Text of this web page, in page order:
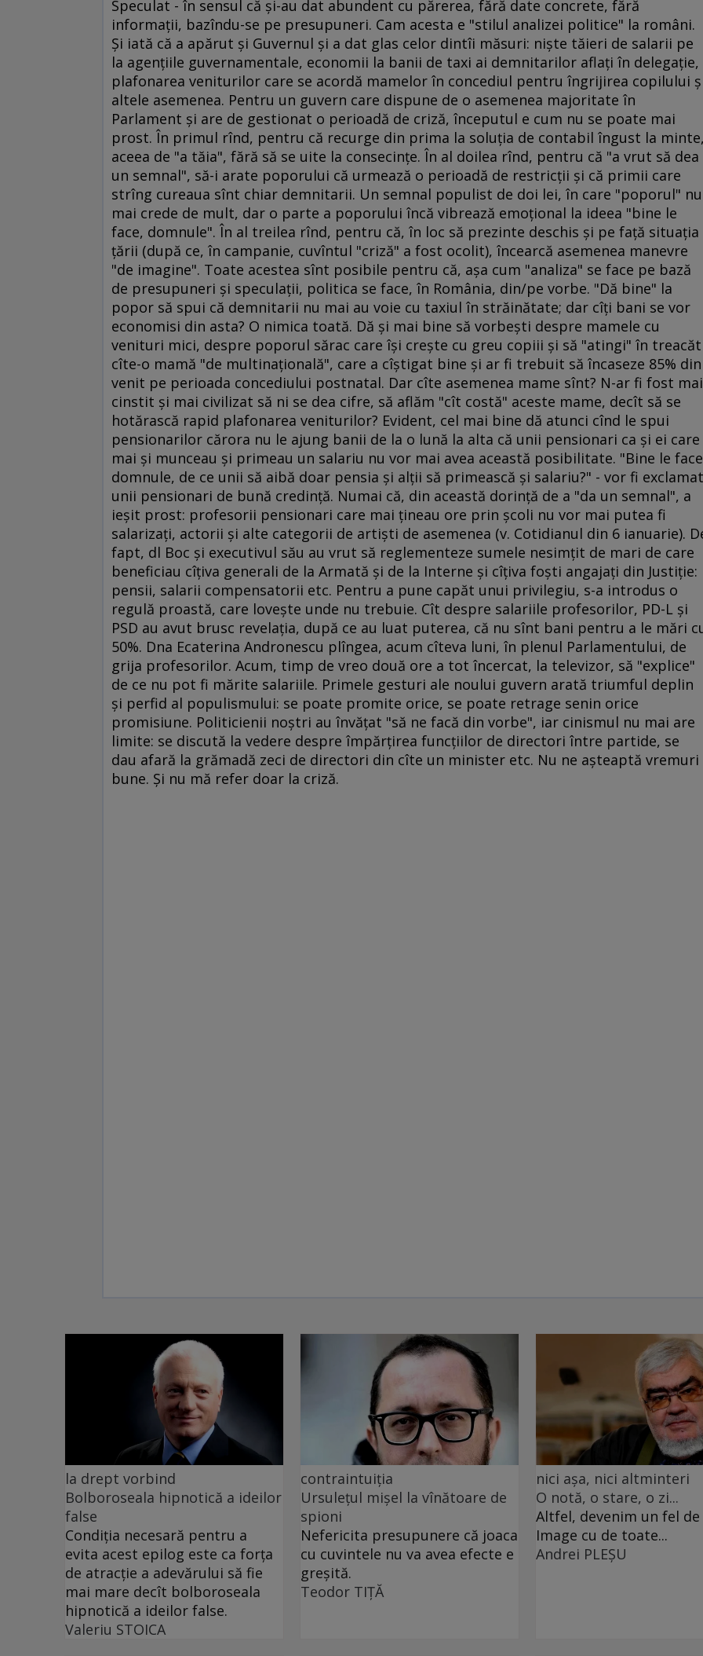
Speculat - în sensul că şi-au dat abundent cu părerea, fără date concrete, fără
informaţii, bazîndu-se pe presupuneri. Cam acesta e "stilul analizei politice" la români.
Şi iată că a apărut şi Guvernul şi a dat glas celor dintîi măsuri: nişte tăieri de salarii pe
la agenţiile guvernamentale, economii la banii de taxi ai demnitarilor aflaţi în delegaţie,
plafonarea veniturilor care se acordă mamelor în concediul pentru îngrijirea copilului
altele asemenea. Pentru un guvern care dispune de o asemenea majoritate în
Parlament şi are de gestionat o perioadă de criză, începutul e cum nu se poate mai
prost. În primul rînd, pentru că recurge din prima la soluţia de contabil îngust la
aceea de "a tăia", fără să se uite la consecinţe. În al doilea rînd, pentru că "a vrut să dea
un semnal", să-i arate poporului că urmează o perioadă de restricţii şi că primii care
strîng cureaua sînt chiar demnitarii. Un semnal populist de doi lei, în care "poporul" nu
mai crede de mult, dar o parte a poporului încă vibrează emoţional la ideea "bine le
face, domnule". În al treilea rînd, pentru că, în loc să prezinte deschis şi pe faţă situaţia
ţării (după ce, în campanie, cuvîntul "criză" a fost ocolit), încearcă asemenea manevre
"de imagine". Toate acestea sînt posibile pentru că, aşa cum "analiza" se face pe bază
de presupuneri şi speculaţii, politica se face, în România, din/pe vorbe. "Dă bine" la
popor să spui că demnitarii nu mai au voie cu taxiul în străinătate; dar cîţi bani se vor
economisi din asta? O nimica toată. Dă şi mai bine să vorbeşti despre mamele cu
venituri mici, despre poporul sărac care îşi creşte cu greu copiii şi să "atingi" în treacăt
cîte-o mamă "de multinaţională", care a cîştigat bine şi ar fi trebuit să încaseze 85% din
venit pe perioada concediului postnatal. Dar cîte asemenea mame sînt? N-ar fi fost mai
cinstit şi mai civilizat să ni se dea cifre, să aflăm "cît costă" aceste mame, decît să se
hotărască rapid plafonarea veniturilor? Evident, cel mai bine dă atunci cînd le spui
pensionarilor cărora nu le ajung banii de la o lună la alta că unii pensionari ca şi ei care
mai şi munceau şi primeau un salariu nu vor mai avea această posibilitate. "Bine le
domnule, de ce unii să aibă doar pensia şi alţii să primească şi salariu?" - vor fi exclamat
unii pensionari de bună credinţă. Numai că, din această dorinţă de a "da un semnal", a
ieşit prost: profesorii pensionari care mai ţineau ore prin şcoli nu vor mai putea fi
salarizaţi, actorii şi alte categorii de artişti de asemenea (v. Cotidianul din 6 ianuarie).
fapt, dl Boc şi executivul său au vrut să reglementeze sumele nesimţit de mari de care
beneficiau cîţiva generali de la Armată şi de la Interne şi cîţiva foşti angajaţi din Justiţie:
pensii, salarii compensatorii etc. Pentru a pune capăt unui privilegiu, s-a introdus o
regulă proastă, care loveşte unde nu trebuie. Cît despre salariile profesorilor, PD-L şi
PSD au avut brusc revelaţia, după ce au luat puterea, că nu sînt bani pentru a le mări
50%. Dna Ecaterina Andronescu plîngea, acum cîteva luni, în plenul Parlamentului, de
grija profesorilor. Acum, timp de vreo două ore a tot încercat, la televizor, să "explice"
de ce nu pot fi mărite salariile. Primele gesturi ale noului guvern arată triumful deplin
şi perfid al populismului: se poate promite orice, se poate retrage senin orice
promisiune. Politicienii noştri au învăţat "să ne facă din vorbe", iar cinismul nu mai are
limite: se discută la vedere despre împărţirea funcţiilor de directori între partide, se
dau afară la grămadă zeci de directori din cîte un minister etc. Nu ne aşteaptă vremuri
bune. Şi nu mă refer doar la criză.
la drept vorbind
Bolboroseala hipnotică a ideilor
false
Condiția necesară pentru a
evita acest epilog este ca forța
de atracție a adevărului să fie
mai mare decît bolboroseala
hipnotică a ideilor false.
Valeriu STOICA
contraintuiția
Ursulețul mișel la vînătoare de
spioni
Nefericita presupunere că joaca
cu cuvintele nu va avea efecte e
greșită.
Teodor TIŢĂ
nici așa, nici altminteri
O notă, o stare, o zi...
Altfel, devenim un fel de
Image cu de toate...
Andrei PLEŞU